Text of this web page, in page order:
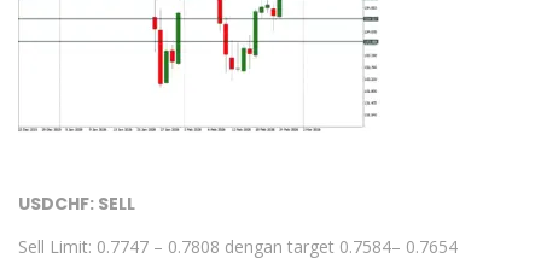
USDCHF: SELL
Sell Limit: 0.7747 – 0.7808 dengan target 0.7584– 0.7654